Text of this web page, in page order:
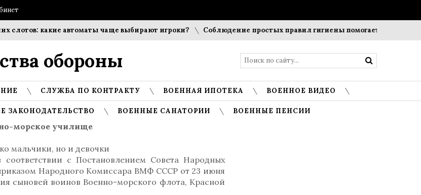
какие автоматы чаще выбирают игроки? Соблюдение простых правил гигиены помогает сохранить
обороны
СЛУЖБА ПО КОНТРАКТУ ВОЕННАЯ ИПОТЕКА ВОЕННОЕ ВИДЕО
ЗАКОНОДАТЕЛЬСТВО ВОЕННЫЕ САНАТОРИИ ВОЕННЫЕ ПЕНСИИ
морское училище
мальчики, но и девочки
с Постановлением Совета Народных
Народного Комиссара ВМФ СССР от 23 июня
сыновей воинов Военно-морского флота, Красной